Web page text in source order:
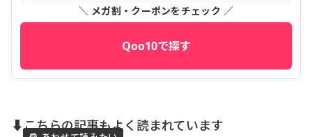
＼ メガ割・クーポンをチェック ／
Qoo10で探す
⬇️こちらの記事もよく読まれています